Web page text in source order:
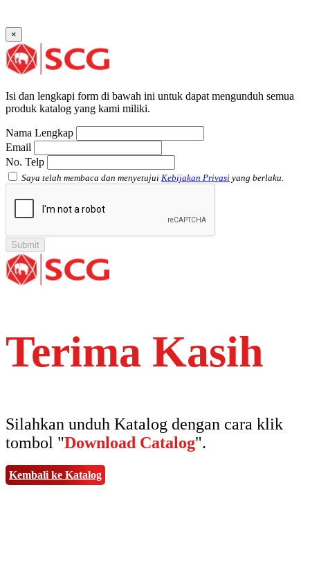
Plug SCG AW
Shinkolite
Atap Akrilik Shinkolite Shade
×
Isi dan lengkapi form di bawah ini untuk dapat mengunduh semua
produk katalog yang kami miliki.
Nama Lengkap
Email
No. Telp
Saya telah membaca dan menyetujui Kebijakan Privasi yang berlaku.
Terima Kasih
Silahkan unduh Katalog dengan cara klik
tombol "Download Catalog".
Kembali ke Katalog